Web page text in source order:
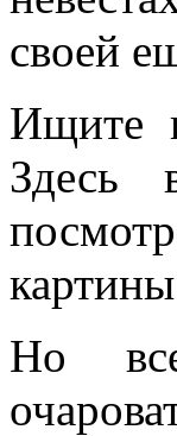
своей
Ищите
Здесь
картины
Но